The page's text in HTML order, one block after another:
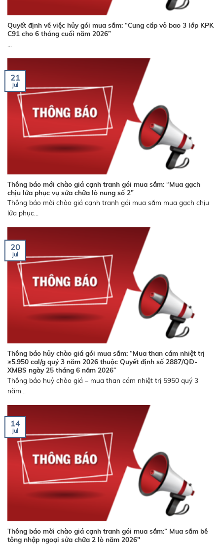
Quyết định về việc hủy gói mua sắm: “Cung cấp vỏ bao 3 lớp KPK
C91 cho 6 tháng cuối năm 2026”
Thông báo mới chào giá cạnh tranh gói mua sắm: “Mua gạch
chịu lửa phục vụ sửa chữa lò nung số 2”
Thông báo mời chào giá cạnh tranh gói mua sắm mua gạch chịu
lửa phục...
21
Jul
Thông báo hủy chào giá gói mua sắm: “Mua than cám nhiệt trị
≥5.950 cal/g quý 3 năm 2026 thuộc Quyết định số 2887/QĐ-
XMBS ngày 25 tháng 6 năm 2026”
Thông báo huỷ chào giá – mua than cám nhiệt trị 5950 quý 3
năm...
20
Jul
Thông báo mời chào giá cạnh tranh gói mua sắm:” Mua sắm bê
tông nhập ngoại sửa chữa 2 lò năm 2026″
14
Jul